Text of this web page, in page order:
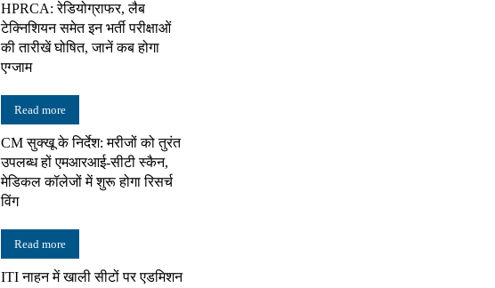
HPRCA: रेडियोग्राफर, लैब
टेक्निशियन समेत इन भर्ती परीक्षाओं
की तारीखें घोषित, जानें कब होगा
एग्जाम
Read more
CM सुक्खू के निर्देश: मरीजों को तुरंत
उपलब्ध हों एमआरआई-सीटी स्कैन,
मेडिकल कॉलेजों में शुरू होगा रिसर्च
विंग
Read more
ITI नाहन में खाली सीटों पर एडमिशन